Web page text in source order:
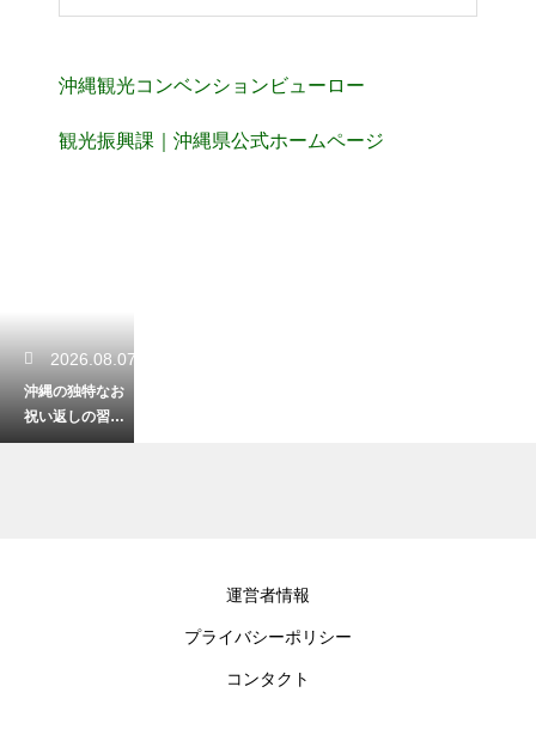
沖縄観光コンベンションビューロー
観光振興課｜沖縄県公式ホームページ
2026.08.07
沖縄の独特なお
祝い返しの習慣
とは？知ってお
運営者情報
プライバシーポリシー
コンタクト